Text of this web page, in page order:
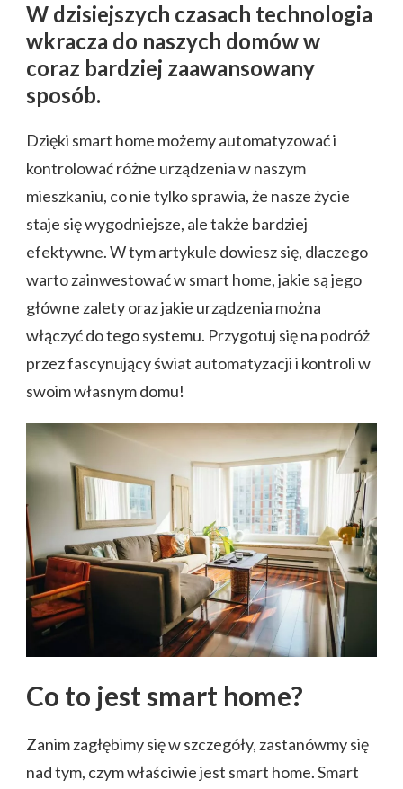
W dzisiejszych czasach technologia
wkracza do naszych domów w
coraz bardziej zaawansowany
sposób.
Dzięki smart home możemy automatyzować i
kontrolować różne urządzenia w naszym
mieszkaniu, co nie tylko sprawia, że nasze życie
staje się wygodniejsze, ale także bardziej
efektywne. W tym artykule dowiesz się, dlaczego
warto zainwestować w smart home, jakie są jego
główne zalety oraz jakie urządzenia można
włączyć do tego systemu. Przygotuj się na podróż
przez fascynujący świat automatyzacji i kontroli w
swoim własnym domu!
Co to jest smart home?
Zanim zagłębimy się w szczegóły, zastanówmy się
nad tym, czym właściwie jest smart home. Smart